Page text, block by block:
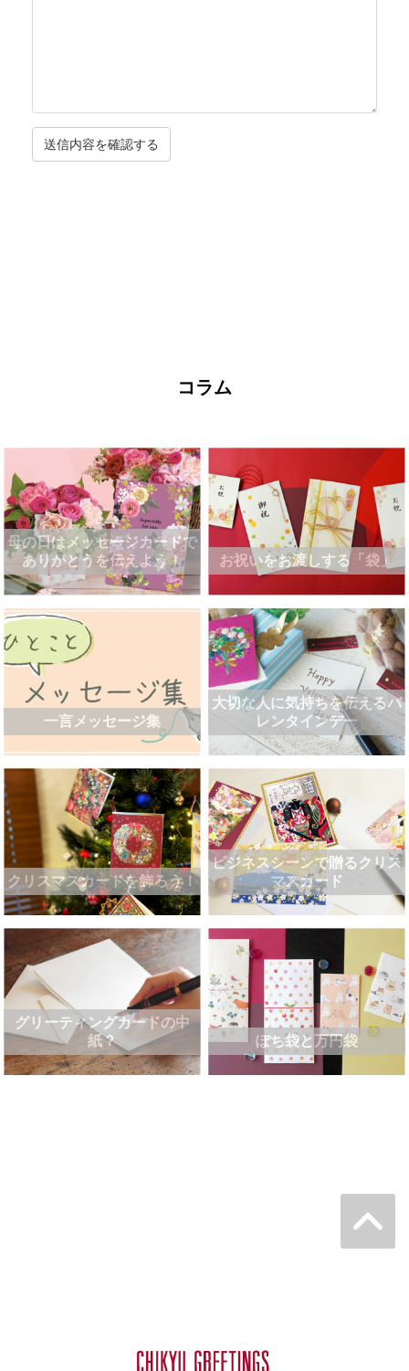
送信内容を確認する
コラム
母の日はメッセージカードで
ありがとうを伝えよう！
お祝いをお渡しする「袋」
一言メッセージ集
大切な人に気持ちを伝えるバ
レンタインデー
クリスマスカードを飾ろう！
ビジネスシーンで贈るクリス
マスカード
グリーティングカードの中
紙？
ぽち袋と万円袋